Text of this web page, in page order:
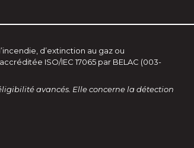
d’extinction au gaz ou
ISO/IEC 17065 par BELAC (003-
avancés. Elle concerne la détection